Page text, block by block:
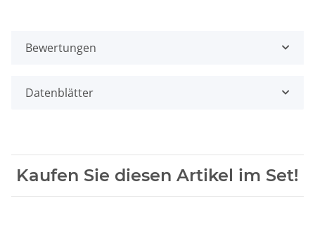
Bewertungen
Datenblätter
Kaufen Sie diesen Artikel im Set!